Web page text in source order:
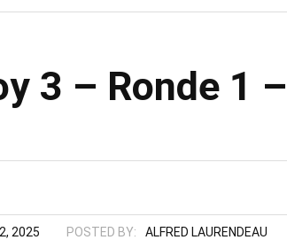
3 – Ronde 1
2025 POSTED BY: ALFRED LAURENDEAU